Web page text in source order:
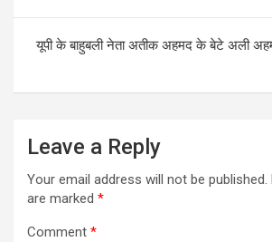
यूपी के बाहुबली नेता अतीक अहमद के बेटे अली
Leave a Reply
Your email address will not be published.
are marked *
Comment *